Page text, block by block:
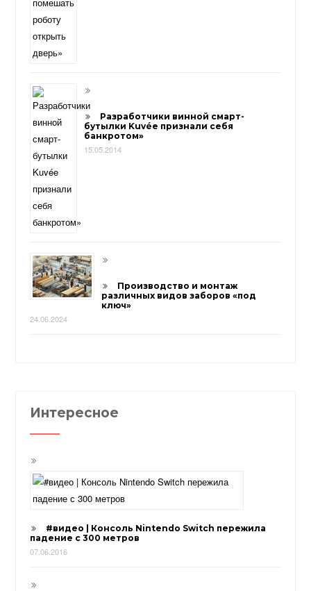
Разработчики винной смарт-
бутылки Kuvée признали себя
банкротом»
15.05.2014
Производство и монтаж
различных видов заборов «под
ключ»
24.06.2024
Интересное
#видео | Консоль Nintendo Switch пережила
падение с 300 метров
07.06.2016